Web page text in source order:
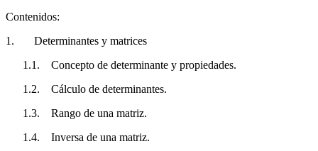
Contenidos:
1.
Determinantes y matrices
1.1.
Concepto de determinante y propiedades.
1.2.
Cálculo de determinantes.
1.3.
Rango de una matriz.
1.4.
Inversa de una matriz.